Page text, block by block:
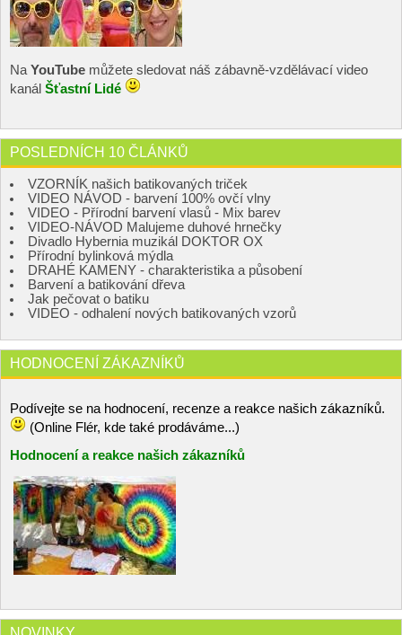
Na YouTube můžete sledovat náš zábavně-vzdělávací video
kanál Šťastní Lidé
POSLEDNÍCH 10 ČLÁNKŮ
VZORNÍK našich batikovaných triček
VIDEO NÁVOD - barvení 100% ovčí vlny
VIDEO - Přírodní barvení vlasů - Mix barev
VIDEO-NÁVOD Malujeme duhové hrnečky
Divadlo Hybernia muzikál DOKTOR OX
Přírodní bylinková mýdla
DRAHÉ KAMENY - charakteristika a působení
Barvení a batikování dřeva
Jak pečovat o batiku
VIDEO - odhalení nových batikovaných vzorů
HODNOCENÍ ZÁKAZNÍKŮ
Podívejte se na hodnocení, recenze a reakce našich zákazníků.
(Online Flér, kde také prodáváme...)
Hodnocení a reakce našich zákazníků